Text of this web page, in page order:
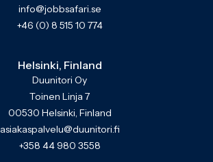
info@jobbsafari.se
+46 (0) 8 515 10 774
Helsinki, Finland
Duunitori Oy
Toinen Linja 7
00530 Helsinki, Finland
asiakaspalvelu@duunitori.fi
+358 44 980 3558